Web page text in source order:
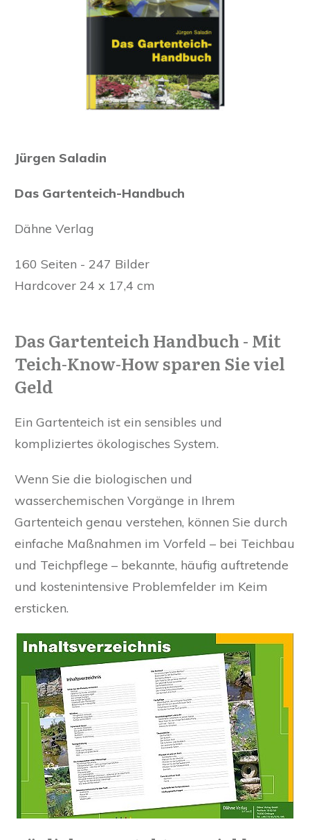
Jürgen Saladin
Das Gartenteich-Handbuch
Dähne Verlag
160 Seiten - 247 Bilder
Hardcover 24 x 17,4 cm
Das Gartenteich Handbuch - Mit
Teich-Know-How sparen Sie viel
Geld
Ein Gartenteich ist ein sensibles und
kompliziertes ökologisches System.
Wenn Sie die biologischen und
wasserchemischen Vorgänge in Ihrem
Gartenteich genau verstehen, können Sie durch
einfache Maßnahmen im Vorfeld – bei Teichbau
und Teichpflege – bekannte, häufig auftretende
und kostenintensive Problemfelder im Keim
ersticken.